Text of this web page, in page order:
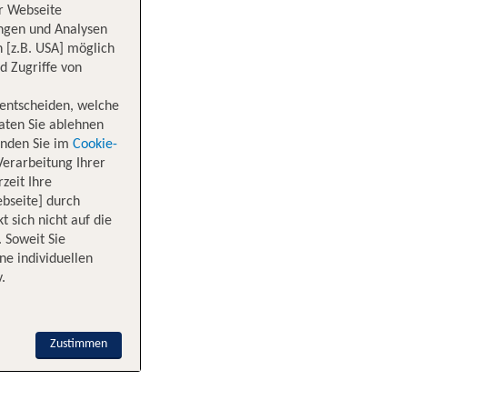
Webseite
und Analysen
USA] möglich
Zugriffe von
welche
Sie ablehnen
Sie im Cookie-
Ihrer
Ihre
durch
sich nicht auf die
Sie
individuellen
Zustimmen